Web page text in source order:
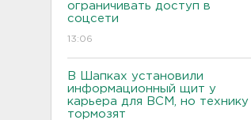
ограничивать доступ в
соцсети
13:06
В Шапках установили
информационный щит у
карьера для ВСМ, но технику
тормозят